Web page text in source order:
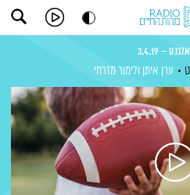
– 3.4.19
ערן איתן ולימור מזרחי